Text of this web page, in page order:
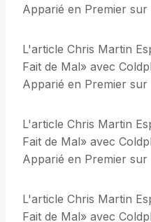
Apparié en Premier sur
L'article Chris Martin
Fait de Mal» avec
Apparié en Premier sur
L'article Chris Martin
Fait de Mal» avec
Apparié en Premier sur
L'article Chris Martin
Fait de Mal» avec